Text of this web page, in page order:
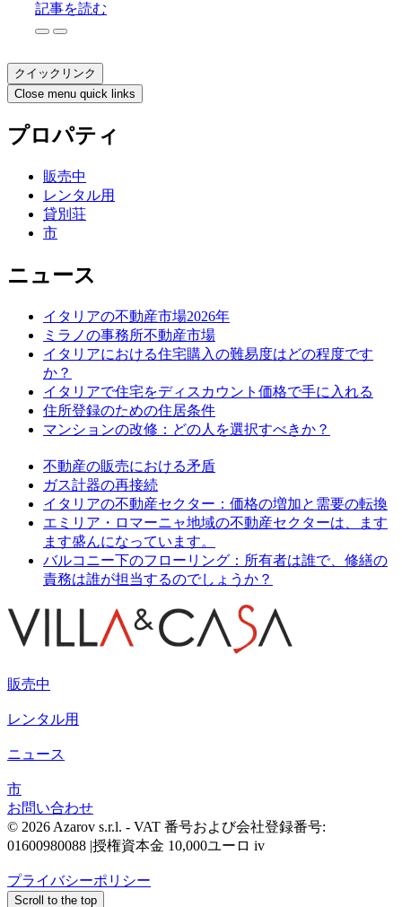
記事を読む
クイックリンク
Close menu quick links
プロパティ
販売中
レンタル用
貸別荘
市
ニュース
イタリアの不動産市場2026年
ミラノの事務所不動産市場
イタリアにおける住宅購入の難易度はどの程度です
か？
イタリアで住宅をディスカウント価格で手に入れる
住所登録のための住居条件
マンションの改修：どの人を選択すべきか？
不動産の販売における矛盾
ガス計器の再接続
イタリアの不動産セクター：価格の増加と需要の転換
エミリア・ロマーニャ地域の不動産セクターは、ます
ます盛んになっています。
バルコニー下のフローリング：所有者は誰で、修繕の
責務は誰が担当するのでしょうか？
販売中
レンタル用
ニュース
市
お問い合わせ
© 2026 Azarov s.r.l. - VAT 番号および会社登録番号:
01600980088 |授権資本金 10,000ユーロ iv
プライバシーポリシー
Scroll to the top